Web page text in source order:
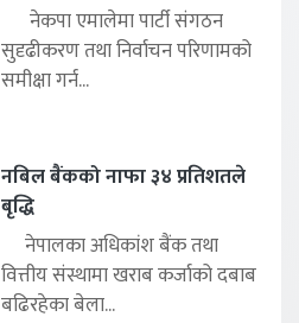
नेकपा एमालेमा पार्टी संगठन
सुदृढीकरण तथा निर्वाचन परिणामको
समीक्षा गर्न...
नबिल बैंकको नाफा ३४ प्रतिशतले
बृद्धि
नेपालका अधिकांश बैंक तथा
वित्तीय संस्थामा खराब कर्जाको दबाब
बढिरहेका बेला...